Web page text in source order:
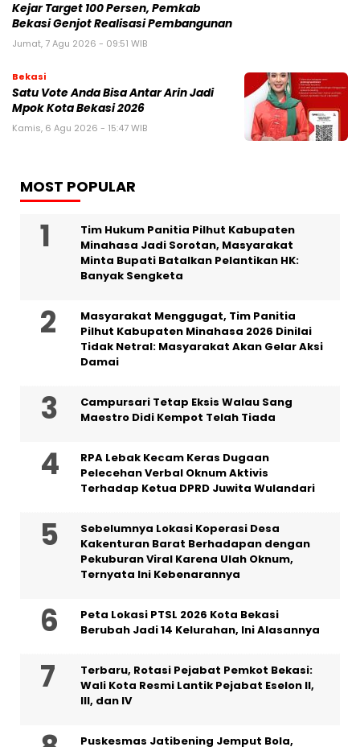
Kejar Target 100 Persen, Pemkab
Bekasi Genjot Realisasi Pembangunan
Jumat, 7 Agu 2026 - 09:51 WIB
Bekasi
Satu Vote Anda Bisa Antar Arin Jadi
Mpok Kota Bekasi 2026
Kamis, 6 Agu 2026 - 15:47 WIB
MOST POPULAR
Tim Hukum Panitia Pilhut Kabupaten
Minahasa Jadi Sorotan, Masyarakat
Minta Bupati Batalkan Pelantikan HK:
Banyak Sengketa
Masyarakat Menggugat, Tim Panitia
Pilhut Kabupaten Minahasa 2026 Dinilai
Tidak Netral: Masyarakat Akan Gelar Aksi
Damai
Campursari Tetap Eksis Walau Sang
Maestro Didi Kempot Telah Tiada
RPA Lebak Kecam Keras Dugaan
Pelecehan Verbal Oknum Aktivis
Terhadap Ketua DPRD Juwita Wulandari
Sebelumnya Lokasi Koperasi Desa
Kakenturan Barat Berhadapan dengan
Pekuburan Viral Karena Ulah Oknum,
Ternyata Ini Kebenarannya
Peta Lokasi PTSL 2026 Kota Bekasi
Berubah Jadi 14 Kelurahan, Ini Alasannya
‎Terbaru, Rotasi Pejabat Pemkot Bekasi:
Wali Kota Resmi Lantik Pejabat Eselon II,
III, dan IV ‎
Puskesmas Jatibening Jemput Bola,